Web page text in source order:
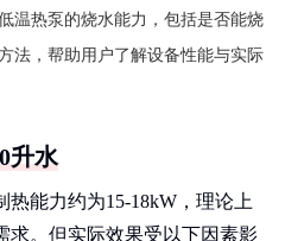
温热泵的烧水能力，包括是否能烧
法，帮助用户了解设备性能与实际
升水
能力约为15-18kW，理论上
求。但实际效果受以下因素影